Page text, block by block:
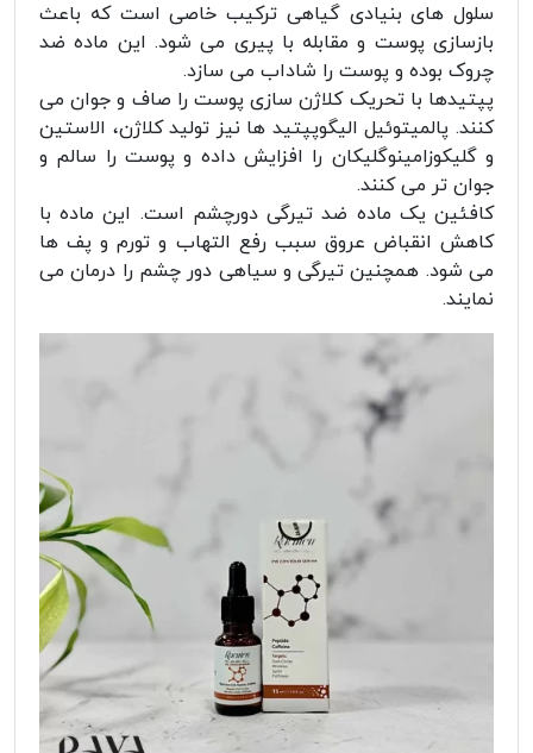
سلول های بنیادی گیاهی ترکیب خاصی است که باعث
بازسازی پوست و مقابله با پیری می شود. این ماده ضد
چروک بوده و پوست را شاداب می سازد.
پپتیدها با تحریک کلاژن سازی پوست را صاف و جوان می
کنند. پالمیتوئیل الیگوپپتید ها نیز تولید کلاژن، الاستین
و گلیکوزامینوگلیکان را افزایش داده و پوست را سالم و
جوان تر می کنند.
کافئین یک ماده ضد تیرگی دورچشم است. این ماده با
کاهش انقباض عروق سبب رفع التهاب و تورم و پف ها
می شود. همچنین تیرگی و سیاهی دور چشم را درمان می
نمایند.